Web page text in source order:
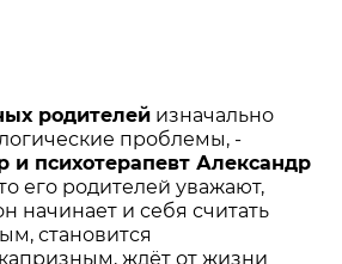
родителей изначально
проблемы, -
и психотерапевт Александр
его родителей уважают,
начинает и себя считать
становится
ждёт от жизни